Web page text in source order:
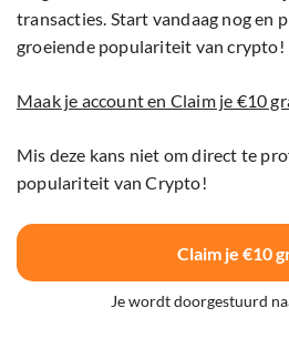
transacties. Start vandaag nog en
groeiende populariteit van crypto!
Maak je account en Claim je €10
Mis deze kans niet om direct te
populariteit van Crypto!
Claim je €10
Je wordt doorgestuurd